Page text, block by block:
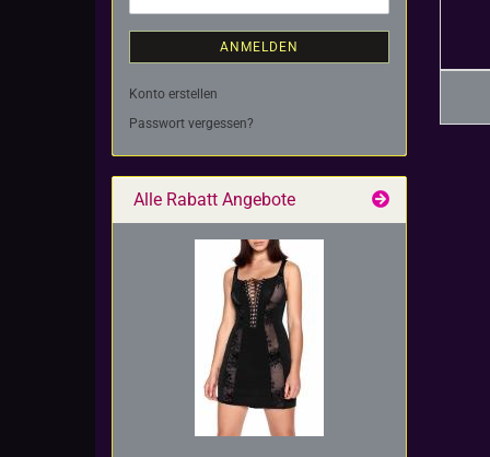
ANMELDEN
Konto erstellen
Passwort vergessen?
Alle Rabatt Angebote